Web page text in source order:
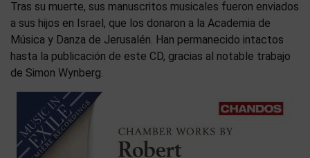
Tras su muerte, sus manuscritos musicales fueron enviados
a sus hijos en Israel, que los donaron a la Academia de
Música y Danza de Jerusalén. Han permanecido intactos
hasta la publicación de este CD, gracias al notable trabajo
de Simon Wynberg.